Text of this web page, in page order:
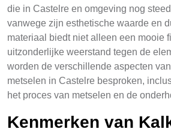
die in Castelre en omgeving nog
vanwege zijn esthetische waarde en
materiaal biedt niet alleen een mooie
uitzonderlijke weerstand tegen de
worden de verschillende aspecten
metselen in Castelre besproken,
het proces van metselen en de
Kenmerken van